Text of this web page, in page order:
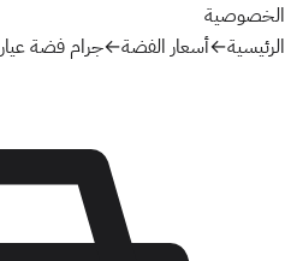
الخصوصية
الرئيسية←أسعار الفضة←جرام فضة عيار 958